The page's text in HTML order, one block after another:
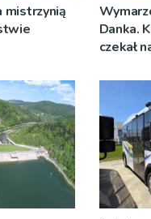
mistrzynią
Danka.
czekał